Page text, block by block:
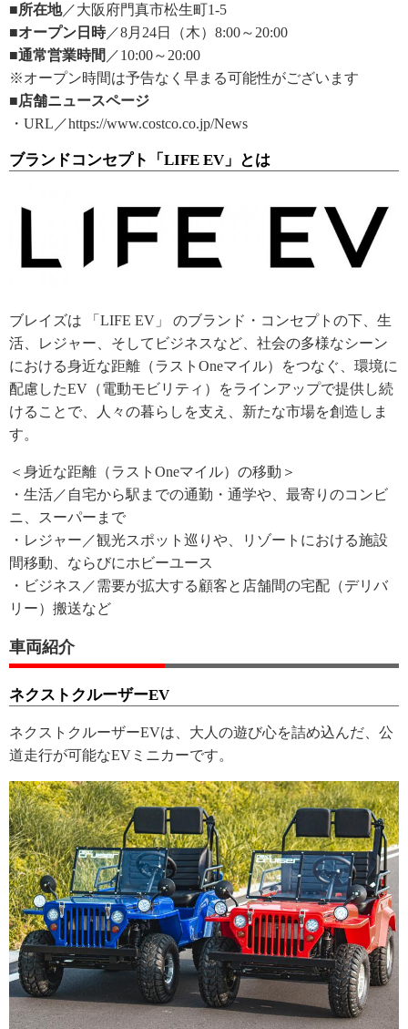
■所在地／大阪府門真市松生町1-5
■オープン日時／8月24日（木）8:00～20:00
■通常営業時間 ／10:00～20:00
※オープン時間は予告なく早まる可能性がございます
■店舗ニュースページ
・URL／https://www.costco.co.jp/News
ブランドコンセプト「LIFE EV」とは
ブレイズは 「LIFE EV」 のブランド・コンセプトの下、生
活、レジャー、そしてビジネスなど、社会の多様なシーン
における身近な距離（ラストOneマイル）をつなぐ、環境に
配慮したEV（電動モビリティ）をラインアップで提供し続
けることで、人々の暮らしを支え、新たな市場を創造しま
す。
＜身近な距離（ラストOneマイル）の移動＞
・生活／自宅から駅までの通勤・通学や、最寄りのコンビ
ニ、スーパーまで
・レジャー／観光スポット巡りや、リゾートにおける施設
間移動、ならびにホビーユース
・ビジネス／需要が拡大する顧客と店舗間の宅配（デリバ
リー）搬送など
車両紹介
ネクストクルーザーEV
ネクストクルーザーEVは、大人の遊び心を詰め込んだ、公
道走行が可能なEVミニカーです。